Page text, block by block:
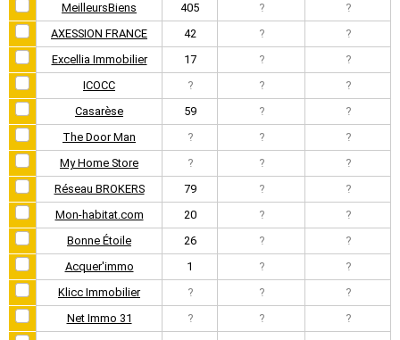
MeilleursBiens 405 ?
?
AXESSION FRANCE
42 ?
?
Excellia Immobilier
17 ?
?
ICOCC
? ?
?
Casarèse
59 ?
?
The Door Man
? ?
?
My Home Store
? ?
?
Réseau BROKERS
79 ?
?
Mon-habitat.com
20 ?
?
Bonne Étoile
26 ?
?
Acquer'immo
1 ?
?
Klicc Immobilier
? ?
?
Net Immo 31
? ?
?